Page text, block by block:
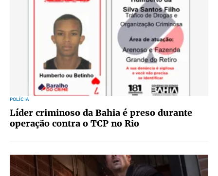
POLÍCIA
Líder criminoso da Bahia é preso durante
operação contra o TCP no Rio